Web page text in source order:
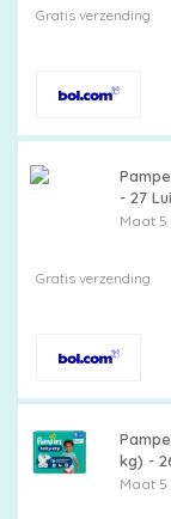
Gratis verzending
- 27
Maat 5
Gratis verzending
kg) -
Maat 5